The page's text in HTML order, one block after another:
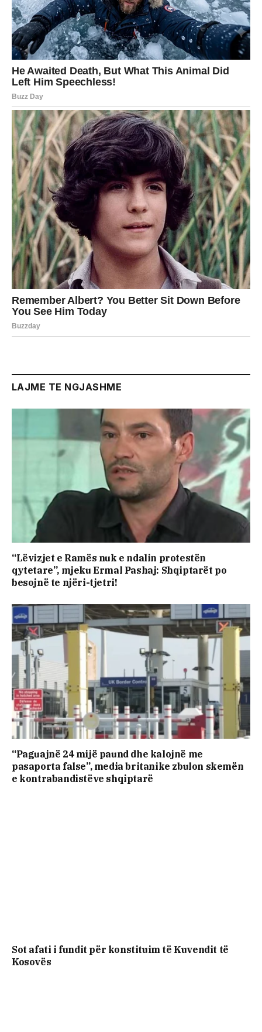
LAJME TE NGJASHME
“Lëvizjet e Ramës nuk e ndalin protestën
qytetare”, mjeku Ermal Pashaj: Shqiptarët po
besojnë te njëri-tjetri!
“Paguajnë 24 mijë paund dhe kalojnë me
pasaporta false”, media britanike zbulon skemën
e kontrabandistëve shqiptarë
Sot afati i fundit për konstituim të Kuvendit të
Kosovës